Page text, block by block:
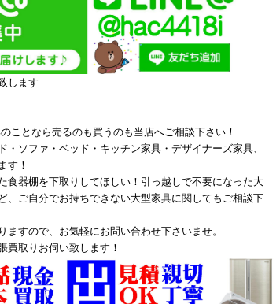
します
ことなら売るのも買うのも当店へご相談下さい！
・ソファ・ベッド・キッチン家具・デザイナーズ家具、
す！
食器棚を下取りしてほしい！引っ越しで不要になった大
、ご自分でお持ちできない大型家具に関してもご相談下
ますので、お気軽にお問い合わせ下さいませ。
買取りお伺い致します！